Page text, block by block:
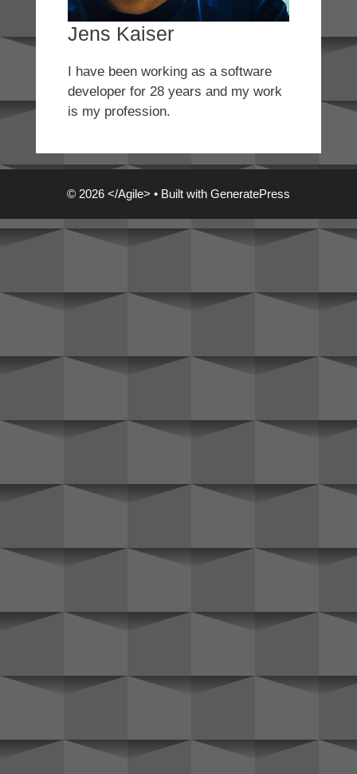
Jens Kaiser
I have been working as a software
developer for 28 years and my work
is my profession.
© 2026 </Agile> • Built with GeneratePress